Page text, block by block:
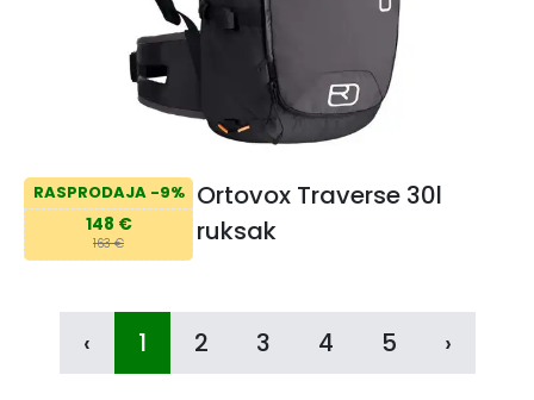
RASPRODAJA -9%
148 €
163 €
Ortovox Traverse 30l
ruksak
‹ 1 2 3 4 5 ›